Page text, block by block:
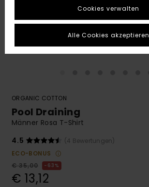
ORGANIC COTTON
Pool Draining
Männer Rosa T-Shirt
4.5
(4 Bewertungen)
ECO-BONUS
€ 35,00
63%
€ 13,12
Cookies verwalten
Alle Cookies akzeptieren